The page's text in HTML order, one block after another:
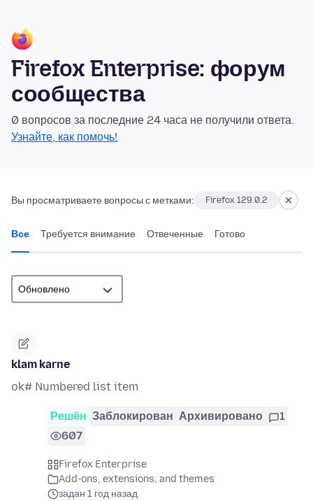
Firefox Enterprise: форум
сообщества
0 вопросов за последние 24 часа не получили ответа.
Узнайте, как помочь!
Вы просматриваете вопросы с метками: Firefox 129.0.2
Все Требуется внимание Отвеченные Готово
klam karne
ok# Numbered list item
Решён Заблокирован Архивировано
1
607
Firefox Enterprise
Add-ons, extensions, and themes
задан 1 год назад